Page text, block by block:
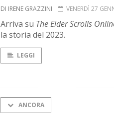
DI IRENE GRAZZINI VENERDÌ 27
Arriva su The Elder Scrolls
la storia del 2023.
LEGGI
ANCORA